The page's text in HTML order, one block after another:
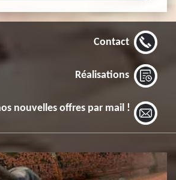
Contact
Réalisations
nouvelles offres par mail !